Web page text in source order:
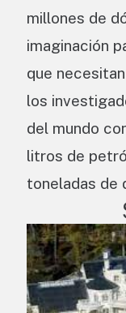
millones de
imaginación
que
los
del mundo
litros de
toneladas de